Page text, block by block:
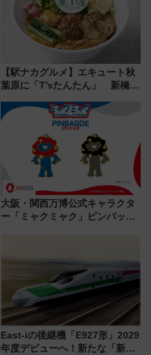
【駅ナカグルメ】エキュート秋
葉原に「T’sたんたん」 新橋に
饅」、オムライス専門店「肉と
たまご」新グルメ続々登場！
【2026年8月】
大阪・関西万博公式キャラクタ
ー「ミャクミャク」ピンバッジ
East-iの後継機「E927形」2029
年度デビューへ！新たな「新幹